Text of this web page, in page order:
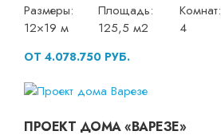
Размеры:
12×19 м
Площадь:
125,5 м2
Комнат:
4
ОТ 4.078.750 РУБ.
ПРОЕКТ ДОМА «ВАРЕЗЕ»